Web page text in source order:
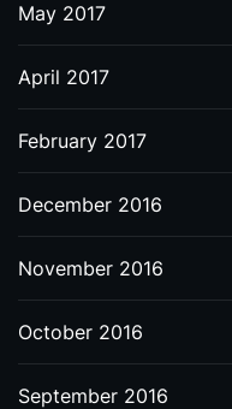
May 2017
April 2017
February 2017
December 2016
November 2016
October 2016
September 2016